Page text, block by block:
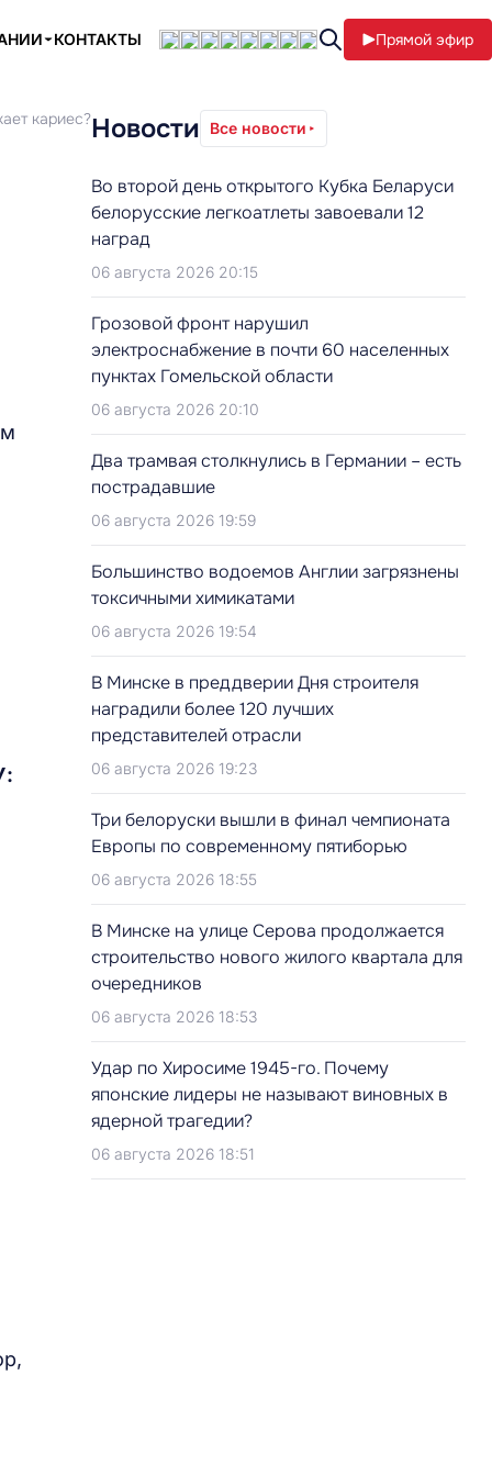
КОНТАКТЫ Прямой эфир
кариес?Новости Все новости
Во второй день открытого Кубка Беларуси
белорусские легкоатлеты завоевали 12
наград
06 августа 2026 20:15
Грозовой фронт нарушил
электроснабжение в почти 60 населенных
пунктах Гомельской области
06 августа 2026 20:10
Два трамвая столкнулись в Германии – есть
пострадавшие
06 августа 2026 19:59
Большинство водоемов Англии загрязнены
токсичными химикатами
06 августа 2026 19:54
В Минске в преддверии Дня строителя
наградили более 120 лучших
представителей отрасли
06 августа 2026 19:23
Три белоруски вышли в финал чемпионата
Европы по современному пятиборью
06 августа 2026 18:55
В Минске на улице Серова продолжается
строительство нового жилого квартала для
очередников
06 августа 2026 18:53
Удар по Хиросиме 1945-го. Почему
японские лидеры не называют виновных в
ядерной трагедии?
06 августа 2026 18:51